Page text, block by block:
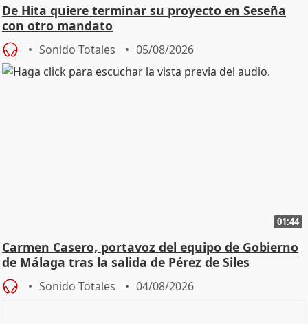
De Hita quiere terminar su proyecto en Seseña
con otro mandato
Sonido Totales 05/08/2026
01:44
Carmen Casero, portavoz del equipo de Gobierno
de Málaga tras la salida de Pérez de Siles
Sonido Totales 04/08/2026